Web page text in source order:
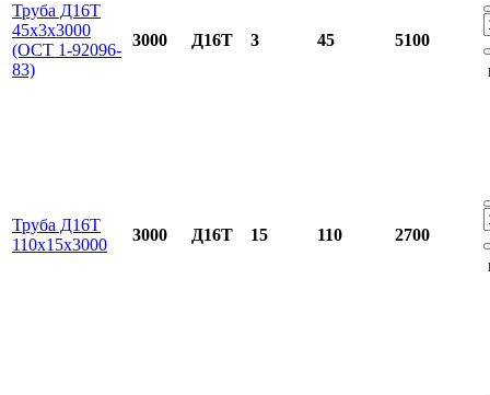
Труба Д16Т
45х3х3000
(ОСТ 1-92096-
83)
3000 Д16Т 3 45
5100
Труба Д16Т
110х15х3000
3000 Д16Т 15 110
2700